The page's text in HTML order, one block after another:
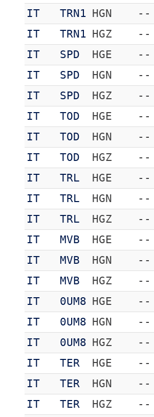
IT
TRN1 HGN --
IT
TRN1 HGZ --
IT
SPD HGE --
IT
SPD HGN --
IT
SPD HGZ --
IT
TOD HGE --
IT
TOD HGN --
IT
TOD HGZ --
IT
TRL HGE --
IT
TRL HGN --
IT
TRL HGZ --
IT
MVB HGE --
IT
MVB HGN --
IT
MVB HGZ --
IT
0UM8 HGE --
IT
0UM8 HGN --
IT
0UM8 HGZ --
IT
TER HGE --
IT
TER HGN --
IT
TER HGZ --